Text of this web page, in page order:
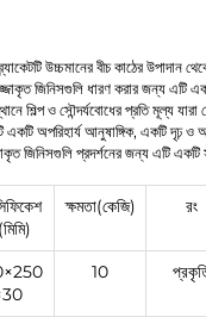
উচ্চমানের বীচ কাঠের উপাদান
জিনিসগুলি ধারণ করার জন্য এটি
শিল্প ও সৌন্দর্যবোধের প্রতি মূল্য যারা
একটি অপরিহার্য আনুষাঙ্গিক, একটি দৃঢ় ও
জিনিসগুলি প্রদর্শনের জন্য এটি
ক্ষমতা(কেজি) রং
10